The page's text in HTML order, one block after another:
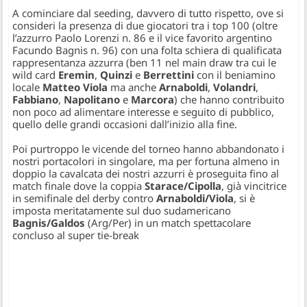
A cominciare dal seeding, davvero di tutto rispetto, ove si
consideri la presenza di due giocatori tra i top 100 (oltre
l’azzurro Paolo Lorenzi n. 86 e il vice favorito argentino
Facundo Bagnis n. 96) con una folta schiera di qualificata
rappresentanza azzurra (ben 11 nel main draw tra cui le
wild card Eremin,Quinzi e Berrettinicon il beniamino
locale Matteo Viola ma ancheArnaboldi,Volandri,
Fabbiano, Napolitano e Marcora) che hanno contribuito
non poco ad alimentare interesse e seguito di pubblico,
quello delle grandi occasioni dall’inizio alla fine.
Poi purtroppo le vicende del torneo hanno abbandonato i
nostri portacolori in singolare, ma per fortuna almeno in
doppio la cavalcata dei nostri azzurri è proseguita fino al
match finale dove la coppiaStarace/Cipolla, già vincitrice
in semifinale del derby controArnaboldi/Viola, si è
imposta meritatamente sul duo sudamericano
Bagnis/Galdos (Arg/Per) in un match spettacolare
concluso al super tie-break